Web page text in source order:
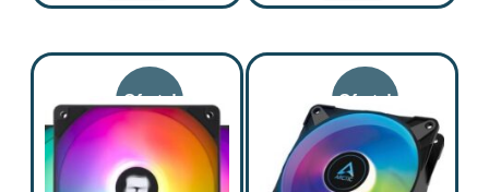
Original
price
was:
$ 98.306.
Current
price
is:
$ 78.645.
Original
price
was:
$ 102.988.
is:
$